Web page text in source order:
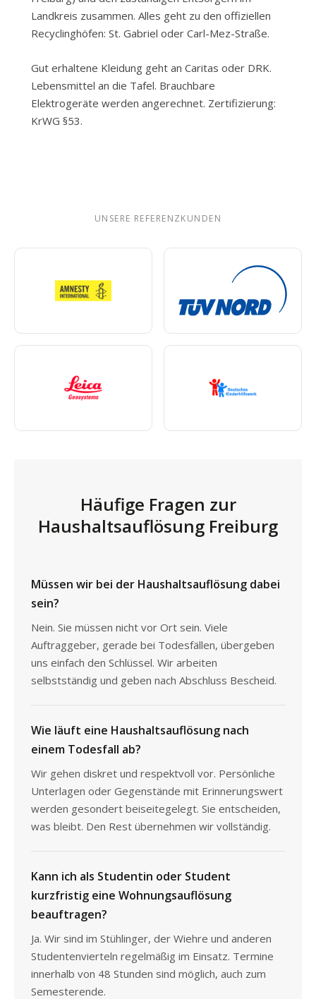
Landkreis zusammen. Alles geht zu den offiziellen
Recyclinghöfen: St. Gabriel oder Carl-Mez-Straße.
Gut erhaltene Kleidung geht an Caritas oder DRK.
Lebensmittel an die Tafel. Brauchbare
Elektrogeräte werden angerechnet. Zertifizierung:
KrWG §53.
UNSERE REFERENZKUNDEN
Häufige Fragen zur
Haushaltsauflösung Freiburg
Müssen wir bei der Haushaltsauflösung dabei
sein?
Nein. Sie müssen nicht vor Ort sein. Viele
Auftraggeber, gerade bei Todesfällen, übergeben
uns einfach den Schlüssel. Wir arbeiten
selbstständig und geben nach Abschluss Bescheid.
Wie läuft eine Haushaltsauflösung nach
einem Todesfall ab?
Wir gehen diskret und respektvoll vor. Persönliche
Unterlagen oder Gegenstände mit Erinnerungswert
werden gesondert beiseitegelegt. Sie entscheiden,
was bleibt. Den Rest übernehmen wir vollständig.
Kann ich als Studentin oder Student
kurzfristig eine Wohnungsauflösung
beauftragen?
Ja. Wir sind im Stühlinger, der Wiehre und anderen
Studentenvierteln regelmäßig im Einsatz. Termine
innerhalb von 48 Stunden sind möglich, auch zum
Semesterende.